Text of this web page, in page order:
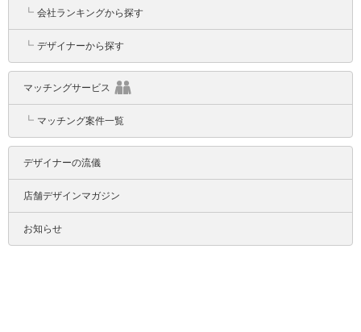
┗ 会社ランキングから探す
┗ デザイナーから探す
マッチングサービス
┗ マッチング案件一覧
デザイナーの流儀
店舗デザインマガジン
お知らせ